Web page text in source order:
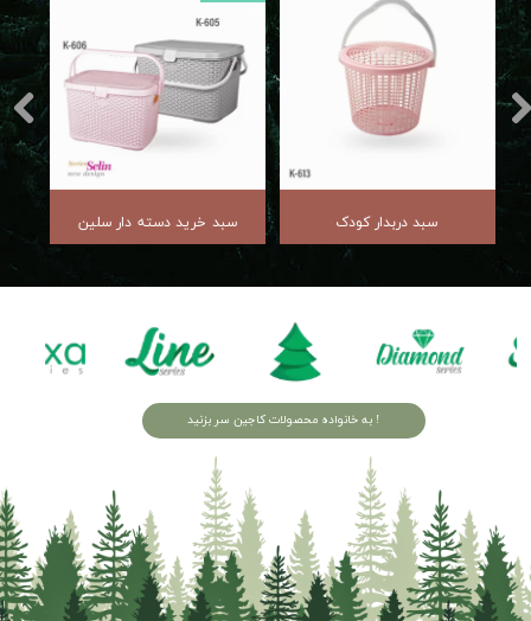
سبد خرید دسته دار سلین سبد دربدار کودک
به خانواده محصولات کاجین سر بزنید !